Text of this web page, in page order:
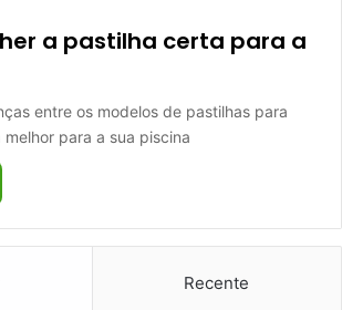
a pastilha certa para a
entre os modelos de pastilhas para
para a sua piscina
Recente